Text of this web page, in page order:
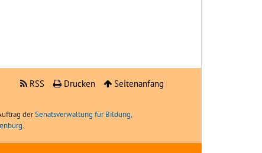
RSS Drucken Seitenanfang
derSenatsverwaltung für Bildung,
.